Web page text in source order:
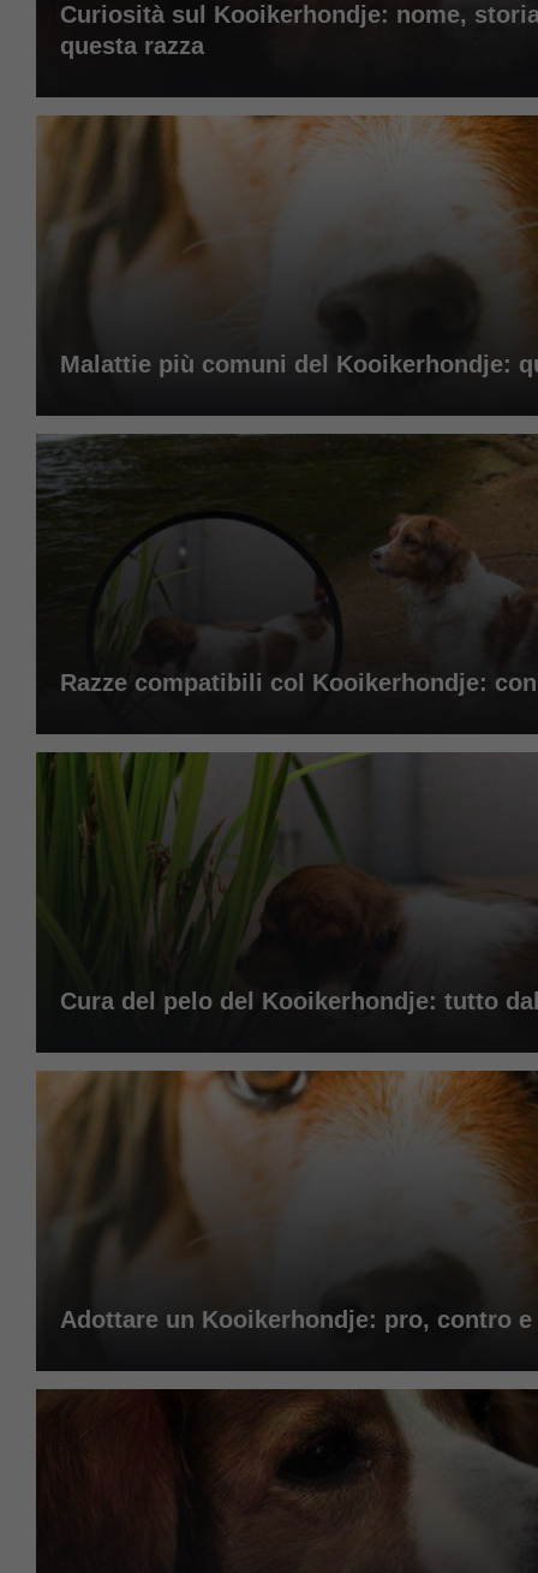
Curiosità sul Kooikerhondje: nome,
questa razza
Malattie più comuni del Kooikerhondje:
Razze compatibili col Kooikerhondje:
Cura del pelo del Kooikerhondje: tutto
Adottare un Kooikerhondje: pro, contro e